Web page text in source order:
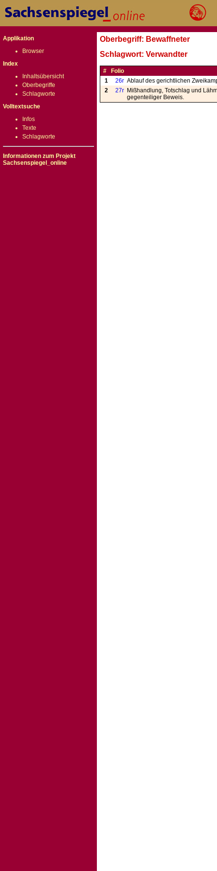
Applikation
Browser
Index
Inhaltsübersicht
Oberbegriffe
Schlagworte
Volltextsuche
Infos
Texte
Schlagworte
Informationen zum Projekt
Sachsenspiegel_online
Oberbegriff: Bewaffneter
Schlagwort: Verwandter
#
Folio
1
26r Ablauf des gerichtlichen
2
27r Mißhandlung, Totschlag und
gegenteiliger Beweis.